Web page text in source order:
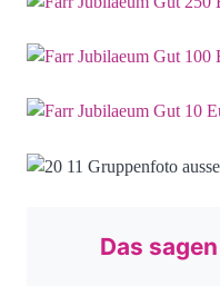
Das